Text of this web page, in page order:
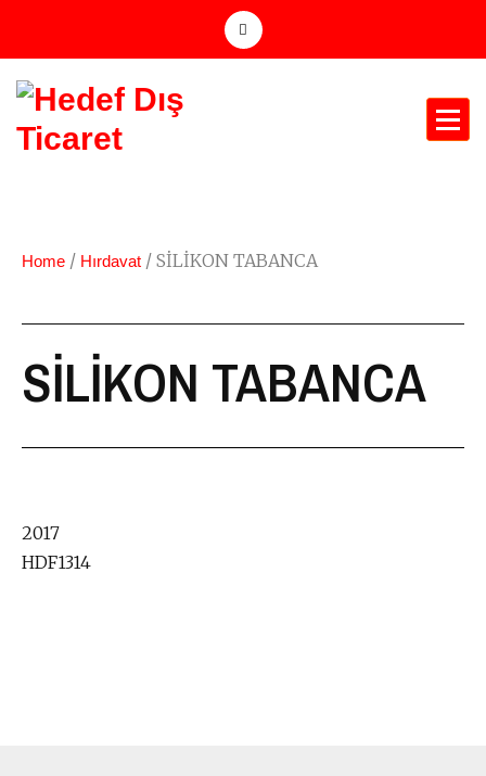
Home / Hırdavat / SİLİKON TABANCA
SİLİKON TABANCA
2017
HDF1314